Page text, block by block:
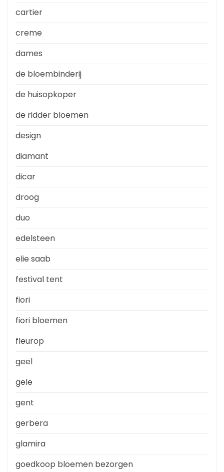
cartier
creme
dames
de bloembinderij
de huisopkoper
de ridder bloemen
design
diamant
dicar
droog
duo
edelsteen
elie saab
festival tent
fiori
fiori bloemen
fleurop
geel
gele
gent
gerbera
glamira
goedkoop bloemen bezorgen